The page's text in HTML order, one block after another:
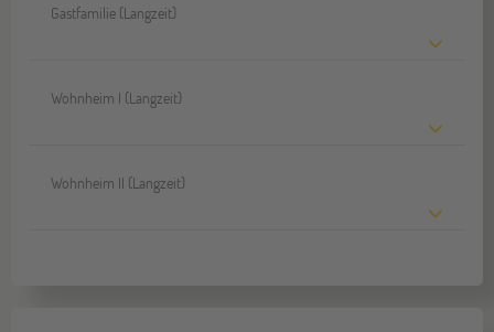
Gastfamilie (Langzeit)
Wohnheim I (Langzeit)
Wohnheim II (Langzeit)